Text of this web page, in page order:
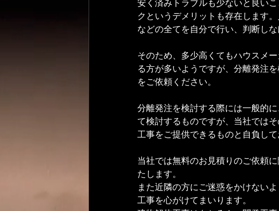
安く済みトラブルも少ないと良い
クというデメリットも存在します
などの全てを自分で行い、判断し
そのため、多少高くてもハウスメ
る方が多いようですが、分離発注
をご依頼ください。
分離発注を検討する際には一般的
て検討するものですが、当社では
工事をご提供できるものと自負して
当社では無料のお見積りのご依頼
たします。
また近隣の方にご迷惑をかけない
工事を心がけてまいります。